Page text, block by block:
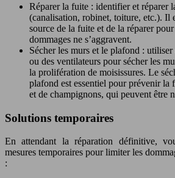
Réparer la fuite : identifier et réparer
(canalisation, robinet, toiture, etc.). Il
source de la fuite et de la réparer
dommages ne s’aggravent.
Sécher les murs et le plafond :
ou des ventilateurs pour sécher les
la prolifération de moisissures. Le
plafond est essentiel pour prévenir la
et de champignons, qui peuvent être
Solutions temporaires
En attendant la réparation définitive,
mesures temporaires pour limiter les
: